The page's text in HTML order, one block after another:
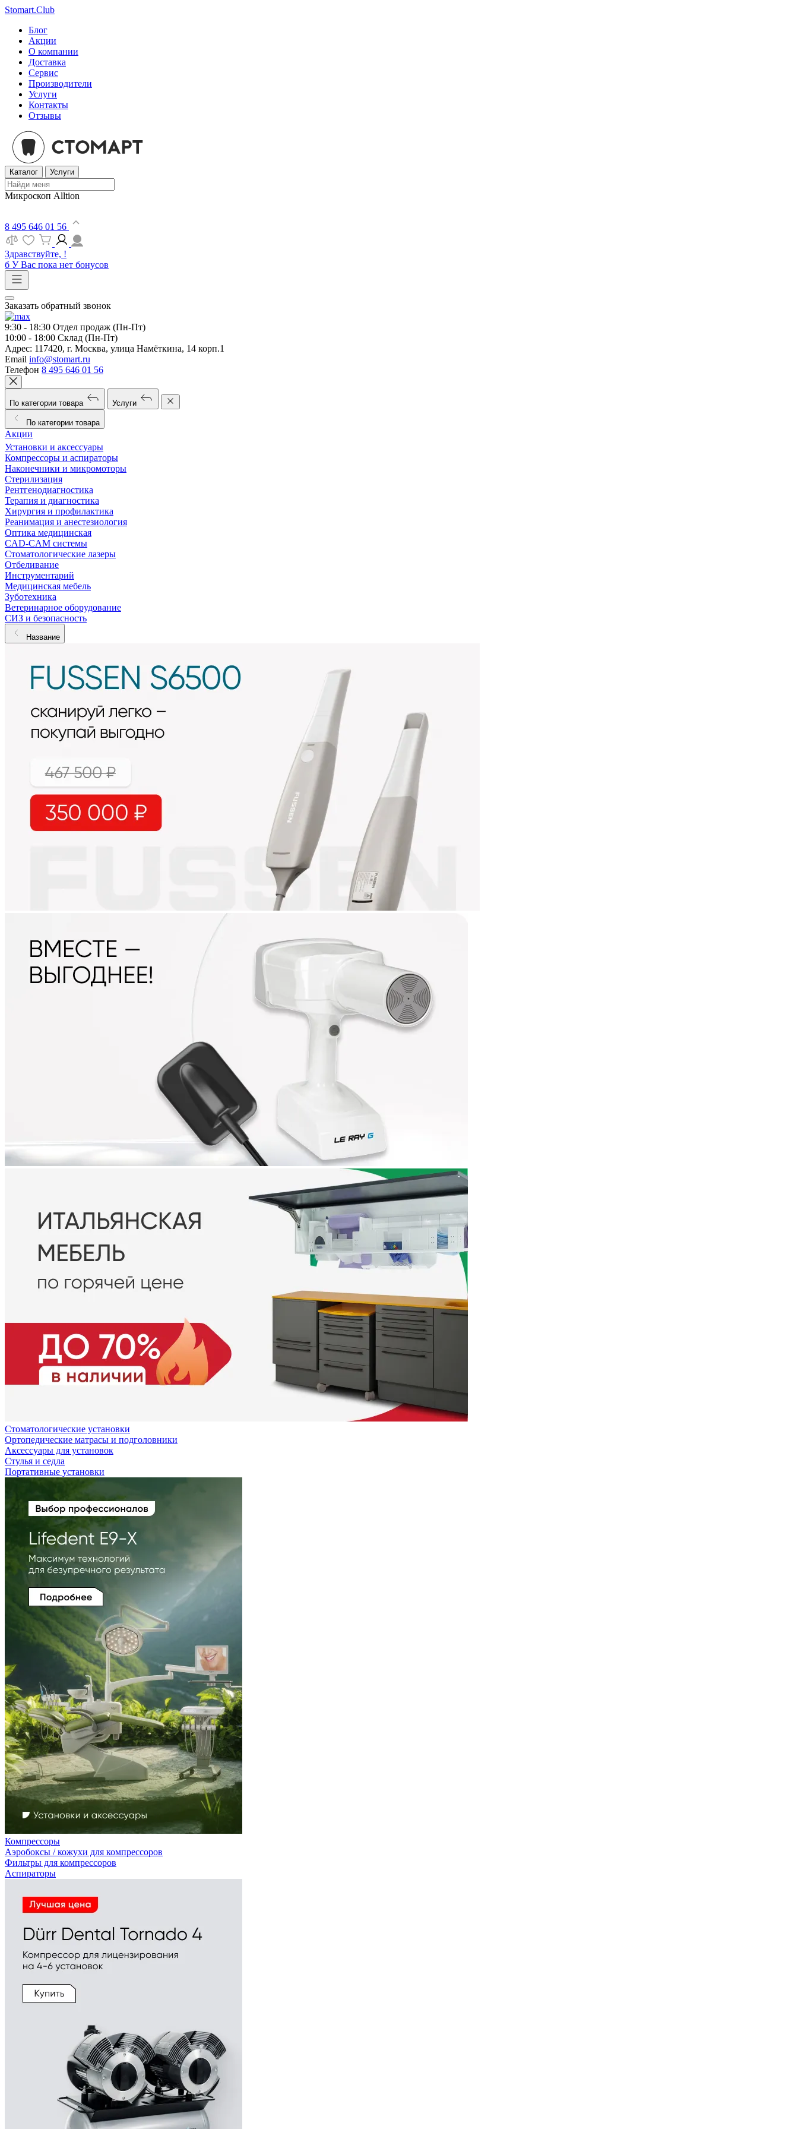
Stomart.Club
Блог
Акции
О компании
Доставка
Сервис
Производители
Услуги
Контакты
Отзывы
Каталог Услуги
Микроскоп Alltion
8 495 646 01 56
Здравствуйте, !
б У Вас пока нет бонусов
Заказать обратный звонок
9:30 - 18:30 Отдел продаж (Пн-Пт)
10:00 - 18:00 Склад (Пн-Пт)
Адрес: 117420, г. Москва, улица Намёткина, 14 корп.1
Email info@stomart.ru
Телефон 8 495 646 01 56
По категории товара Услуги
По категории товара
Акции
Установки и аксессуары
Компрессоры и аспираторы
Наконечники и микромоторы
Стерилизация
Рентгенодиагностика
Терапия и диагностика
Хирургия и профилактика
Реанимация и анестезиология
Оптика медицинская
CAD-CAM системы
Стоматологические лазеры
Отбеливание
Инструментарий
Медицинская мебель
Зуботехника
Ветеринарное оборудование
СИЗ и безопасность
Название
Стоматологические установки
Ортопедические матрасы и подголовники
Аксессуары для установок
Стулья и седла
Портативные установки
Компрессоры
Аэробоксы / кожухи для компрессоров
Фильтры для компрессоров
Аспираторы